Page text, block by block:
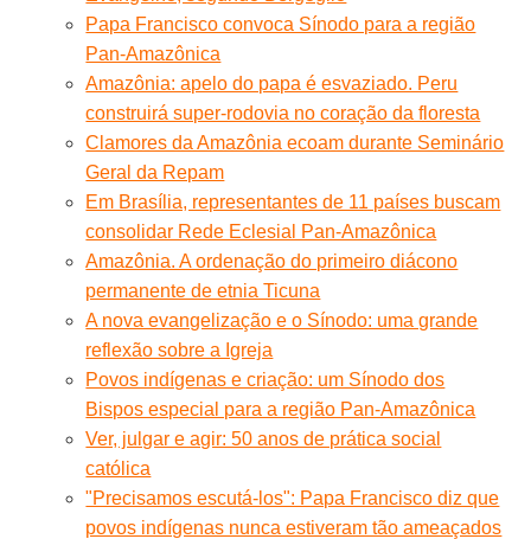
Papa Francisco convoca Sínodo para a região
Pan-Amazônica
Amazônia: apelo do papa é esvaziado. Peru
construirá super-rodovia no coração da floresta
Clamores da Amazônia ecoam durante Seminário
Geral da Repam
Em Brasília, representantes de 11 países buscam
consolidar Rede Eclesial Pan-Amazônica
Amazônia. A ordenação do primeiro diácono
permanente de etnia Ticuna
A nova evangelização e o Sínodo: uma grande
reflexão sobre a Igreja
Povos indígenas e criação: um Sínodo dos
Bispos especial para a região Pan-Amazônica
Ver, julgar e agir: 50 anos de prática social
católica
"Precisamos escutá-los": Papa Francisco diz que
povos indígenas nunca estiveram tão ameaçados